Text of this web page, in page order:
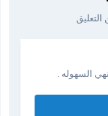
السهوله .